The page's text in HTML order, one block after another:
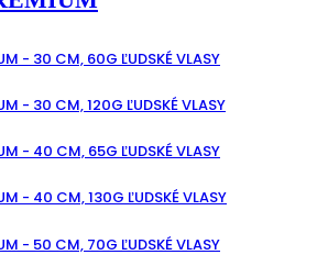
- 30 CM, 60G ĽUDSKÉ VLASY
- 30 CM, 120G ĽUDSKÉ VLASY
- 40 CM, 65G ĽUDSKÉ VLASY
- 40 CM, 130G ĽUDSKÉ VLASY
- 50 CM, 70G ĽUDSKÉ VLASY